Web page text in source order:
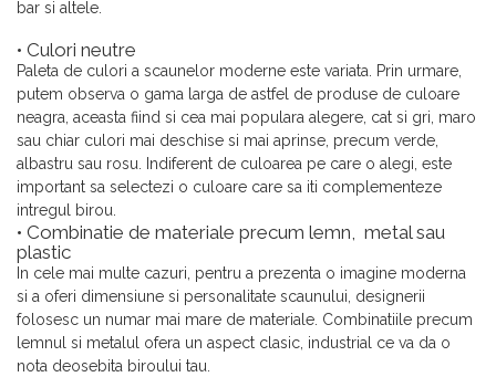
bar si altele.
• Culori neutre
Paleta de culori a scaunelor moderne este variata. Prin urmare,
putem observa o gama larga de astfel de produse de culoare
neagra, aceasta fiind si cea mai populara alegere, cat si gri, maro
sau chiar culori mai deschise si mai aprinse, precum verde,
albastru sau rosu. Indiferent de culoarea pe care o alegi, este
important sa selectezi o culoare care sa iti complementeze
intregul birou.
• Combinatie de materiale precum lemn, metal sau
plastic
In cele mai multe cazuri, pentru a prezenta o imagine moderna
si a oferi dimensiune si personalitate scaunului, designerii
folosesc un numar mai mare de materiale. Combinatiile precum
lemnul si metalul ofera un aspect clasic, industrial ce va da o
nota deosebita biroului tau.